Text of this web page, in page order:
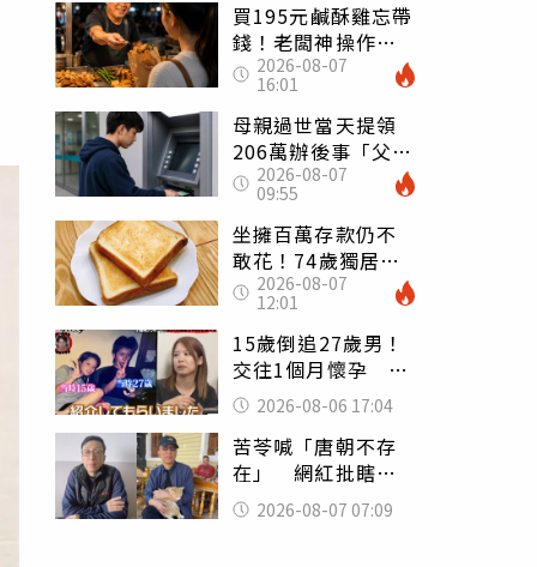
買195元鹹酥雞忘帶
錢！老闆神操作
「倒找5元」 全網
看哭：這就是台灣
2026-08-07
16:01
母親過世當天提領
206萬辦後事「父子
遭判刑」 律師：
搶錢先下手是罪
2026-08-07
09:55
坐擁百萬存款仍不
敢花！74歲獨居翁
「1餐只吃1片吐
司」 半年後暴瘦
嚇壞女兒
2026-08-07
12:01
15歲倒追27歲男！
交往1個月懷孕 36
歲當阿嬤故事曝光
2026-08-06 17:04
苦苓喊「唐朝不存
在」 網紅批瞎編
歷史：李白、杜甫
用鮮卑文寫詩？
2026-08-07 07:09